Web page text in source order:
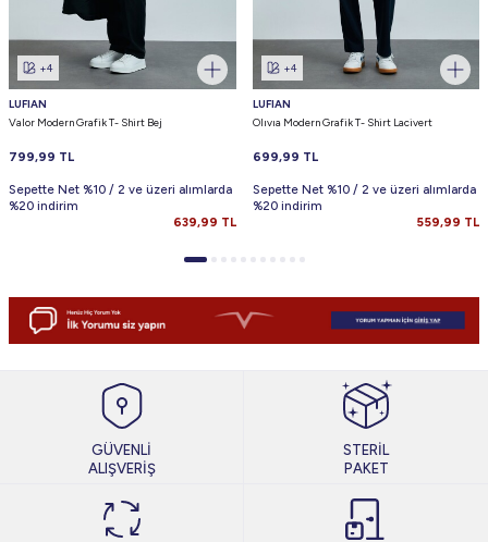
+4
LUFIAN
Valor Modern Grafik T- Shirt Bej
799,99 TL
Sepette Net %10 / 2 ve üzeri alımlarda
%20 indirim
639,99 TL
+4
LUFIAN
Olıvıa Modern Grafik T- Shirt Lacivert
699,99 TL
Sepette Net %10 / 2 ve üzeri alımlarda
%20 indirim
559,99 TL
GÜVENLİ
ALIŞVERİŞ
STERİL
PAKET